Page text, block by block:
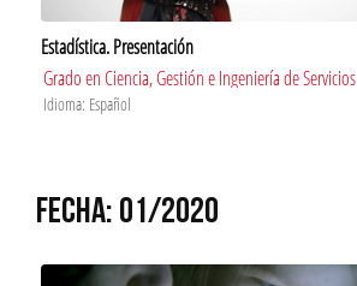
Estadística. Presentación
Grado en Ciencia, Gestión e Ingeniería de Servicios
Idioma: Español
FECHA: 01/2020